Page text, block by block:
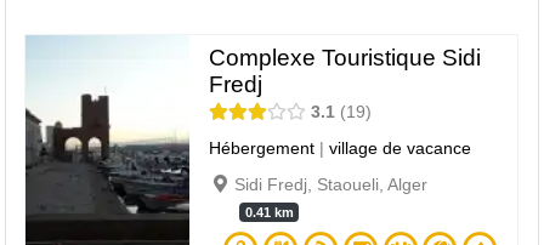
Complexe Touristique Sidi
Fredj
3.1
19
Hébergement |village de vacance
Sidi Fredj, Staoueli, Alger
0.41 km